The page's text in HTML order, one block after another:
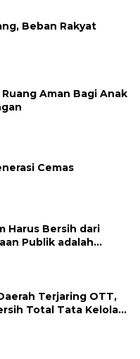
Beban Rakyat
Aman Bagi Anak
Cemas
Harus Bersih dari
Publik adalah
Terjaring OTT,
Total Tata Kelola